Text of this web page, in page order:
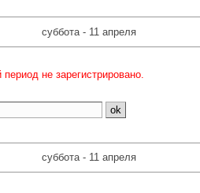
суббота - 11 апреля
не зарегистрировано.
суббота - 11 апреля